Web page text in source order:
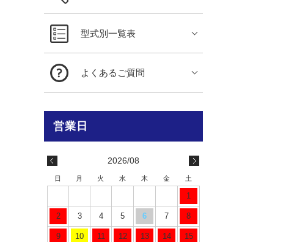
型式別一覧表
よくあるご質問
2026/08
日 月 火 水 木 金 土
1
2 3 4 5 6 7 8
9 10 11 12 13 14 15